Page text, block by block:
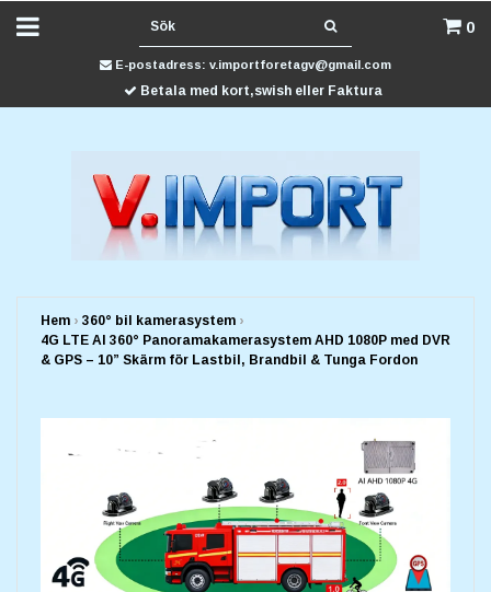
0
E-postadress: v.importforetagv@gmail.com
Betala med kort,swish eller Faktura
Hem › 360° bil kamerasystem ›
4G LTE AI 360° Panoramakamerasystem AHD 1080P med DVR
& GPS – 10” Skärm för Lastbil, Brandbil & Tunga Fordon